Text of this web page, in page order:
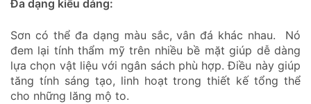
Đa dạng kiểu dáng:
Sơn có thể đa dạng màu sắc, vân đá khác nhau. Nó
đem lại tính thẩm mỹ trên nhiều bề mặt giúp dễ dàng
lựa chọn vật liệu với ngân sách phù hợp. Điều này giúp
tăng tính sáng tạo, linh hoạt trong thiết kế tổng thể
cho những lăng mộ to.